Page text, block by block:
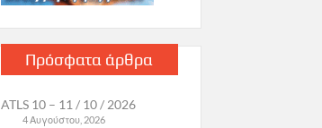
Πρόσφατα άρθρα
ATLS 10 – 11 / 10 / 2026
4 Αυγούστου, 2026